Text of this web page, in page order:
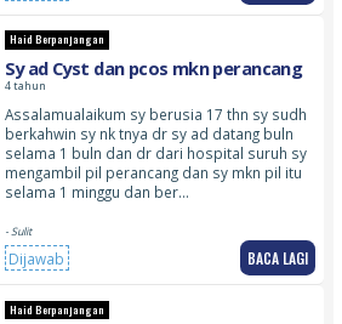
Haid Berpanjangan
Sy ad Cyst dan pcos mkn perancang
4 tahun
Assalamualaikum sy berusia 17 thn sy sudh
berkahwin sy nk tnya dr sy ad datang buln
selama 1 buln dan dr dari hospital suruh sy
mengambil pil perancang dan sy mkn pil itu
selama 1 minggu dan ber…
- Sulit
Dijawab BACA LAGI
Haid Berpanjangan